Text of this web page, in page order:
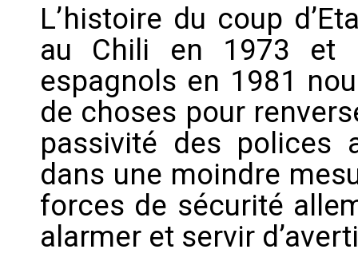
L’histoire du coup
au Chili en 1973 et
espagnols en 1981
de choses pour
passivité des polices
dans une moindre
forces de sécurité
alarmer et servir